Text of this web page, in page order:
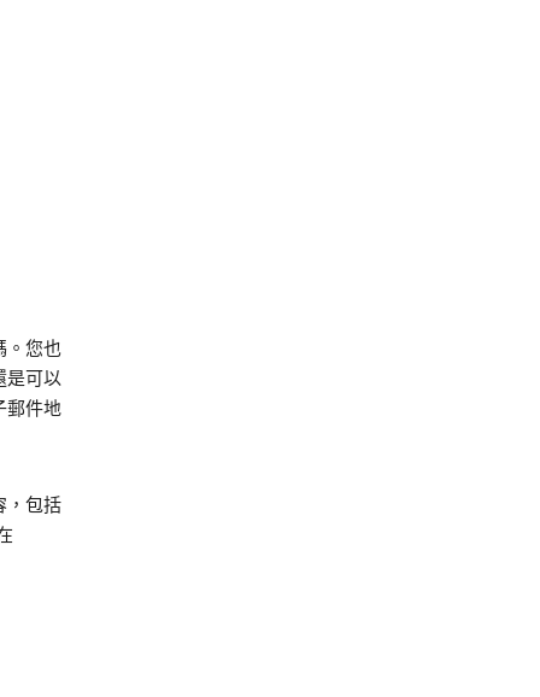
。您也
是可以
郵件地
，包括